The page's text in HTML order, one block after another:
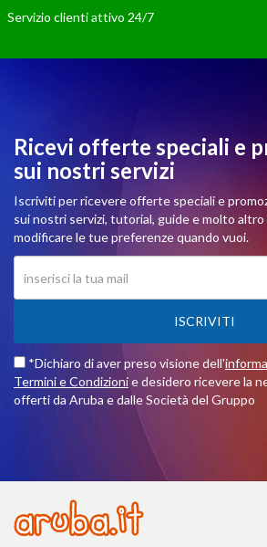
Servizio clienti attivo 24/7
Ricevi offerte speciali e
sui nostri servizi
Iscriviti per ricevere offerte speciali e
sui nostri servizi, tutorial, guide e molto
modificare le tue preferenze quando vuoi.
ISCRIVITI
*Dichiaro di aver preso visione dell'
Termini e Condizionie desidero ricevere la
offerti da Aruba e dalle Società del Gruppo